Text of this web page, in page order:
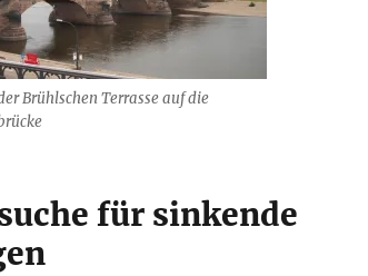
Brühlschen Terrasse auf die
für sinkende